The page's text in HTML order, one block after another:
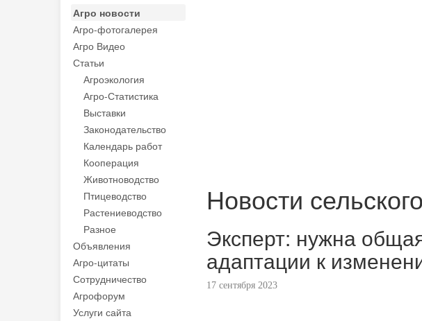
Агро новости
Агро-фотогалерея
Агро Видео
Статьи
Агроэкология
Агро-Статистика
Выставки
Законодательство
Календарь работ
Кооперация
Животноводство
Птицеводство
Растениеводство
Разное
Объявления
Агро-цитаты
Сотрудничество
Агрофорум
Услуги сайта
Новости
Эксперт: нужна
адаптации к
17 сентября 2023